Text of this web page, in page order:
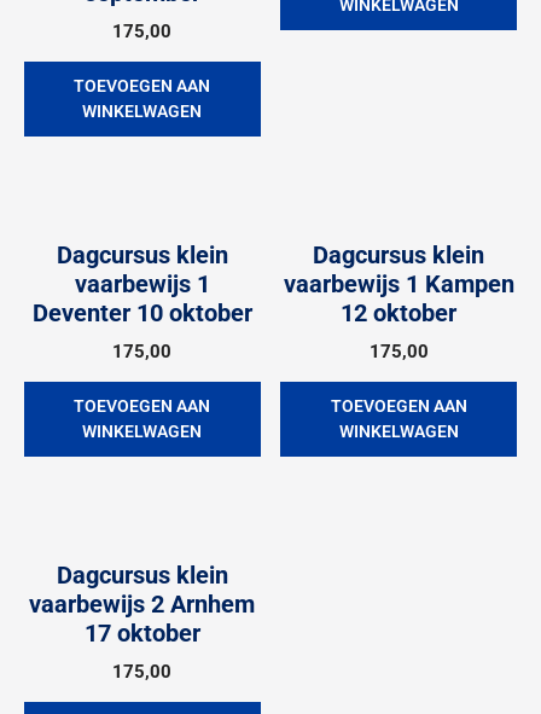
175,00
TOEVOEGEN AAN
WINKELWAGEN
WINKELWAGEN
Dagcursus klein
vaarbewijs 1
Deventer 10 oktober
175,00
TOEVOEGEN AAN
WINKELWAGEN
Dagcursus klein
vaarbewijs 1 Kampen
12 oktober
175,00
TOEVOEGEN AAN
WINKELWAGEN
Dagcursus klein
vaarbewijs 2 Arnhem
17 oktober
175,00